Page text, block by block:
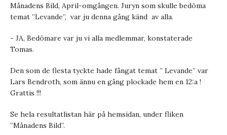
Månadens Bild, April-omgången. Juryn som skulle bedöma
temat ”Levande”, var ju denna gång känd av alla.
- JA, Bedömare var ju vi alla medlemmar, konstaterade
Tomas.
Den som de flesta tyckte hade fångat temat ” Levande” var
Lars Bendroth, som ännu en gång plockade hem en 12:a !
Grattis !!!
Se hela resultatlistan här på hemsidan, under fliken
”Månadens Bild”.